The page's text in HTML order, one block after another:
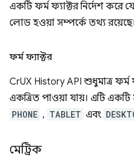
একটি ফর্ম ফ্যাক্টর নির্দেশ করে
লোড হওয়া সম্পর্কে তথ্য
ফর্ম ফ্যাক্টর
CrUX History API শুধুমাত্র ফর্ম
একত্রিত পাওয়া যায়। এটি একটি
PHONE , TABLET এবং
মেট্রিক